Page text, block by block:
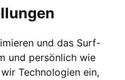
und das Surf-
und persönlich wie
Technologien ein,